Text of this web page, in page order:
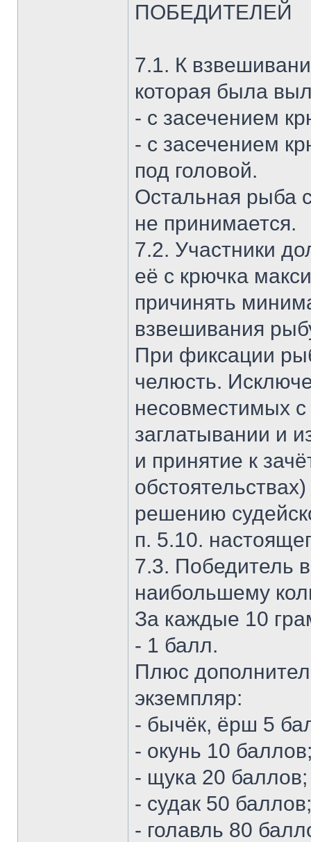
ПОБЕДИТЕЛЕЙ
7.1. К
которая была
- с засечением
- с засечением
под головой.
Остальная рыба
не принимается.
7.2. Участники
её с крючка
причинять
взвешивания
При фиксации
челюсть.
несовместимых
заглатывании и
и принятие к
решению
п. 5.10.
7.3. Победитель
наибольшему
За каждые 10
- 1 балл.
Плюс
экземпляр:
- бычёк, ёрш 5
- окунь 10
- щука 20 баллов;
- судак 50 баллов;
- голавль 80